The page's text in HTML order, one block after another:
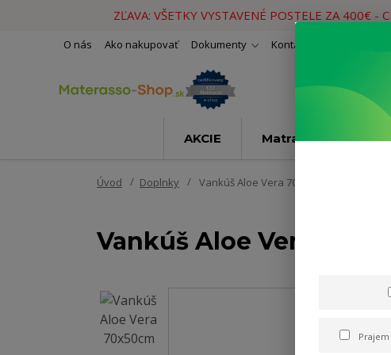
ZĽAVA: VŠETKY VYSTAVENÉ POSTELE ZA 400€
O nás Ako nakupovať Dokumenty Kontakty
AKCIE Matrace
Úvod Doplnky Vankúš Aloe Vera 70x50cm
Vankúš Aloe Vera